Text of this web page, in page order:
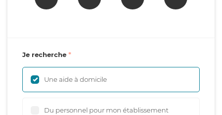
Je recherche
Une aide à domicile
Du personnel pour mon établissement